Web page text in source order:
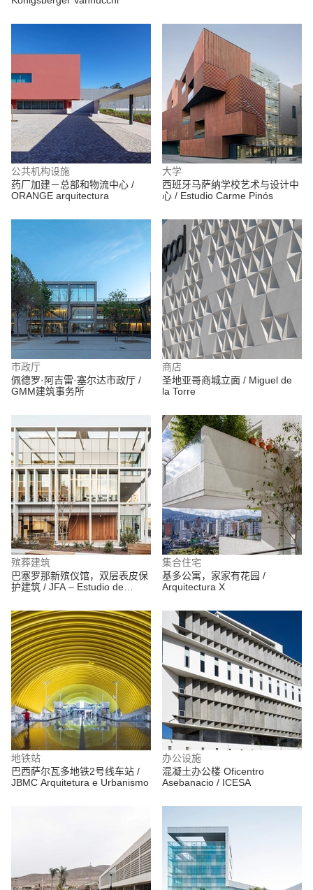
公共机构设施
药厂加建－总部和物流中心 /
ORANGE arquitectura
大学
西班牙马萨纳学校艺术与设计中
心 / Estudio Carme Pinós
市政厅
佩德罗·阿吉雷·塞尔达市政厅 /
GMM建筑事务所
商店
圣地亚哥商城立面 / Miguel de
la Torre
殡葬建筑
巴塞罗那新殡仪馆，双层表皮保
护建筑 / JFA – Estudio de
集合住宅
基多公寓，家家有花园 /
Arquitectura X
地铁站
巴西萨尔瓦多地铁2号线车站 /
JBMC Arquitetura e Urbanismo
办公设施
混凝土办公楼 Oficentro
Asebanacio / ICESA